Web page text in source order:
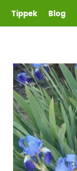
Tippek Blog